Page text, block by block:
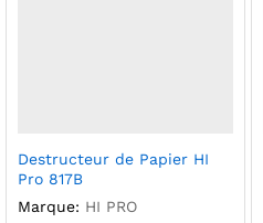
Destructeur de Papier HI
Pro 817B
Marque: HI PRO